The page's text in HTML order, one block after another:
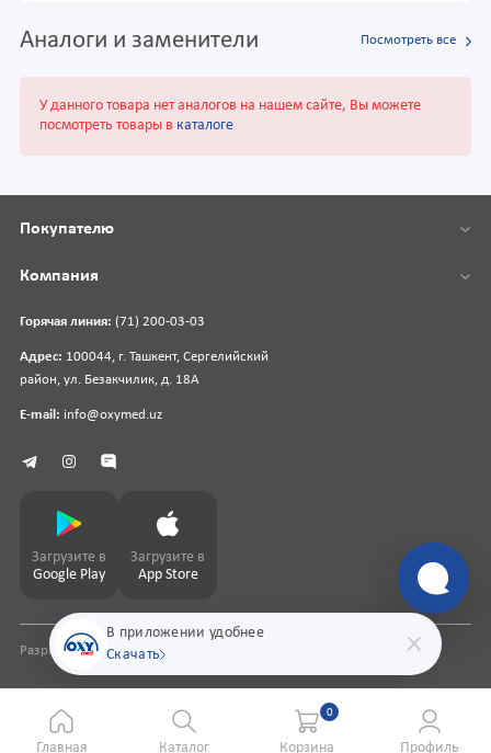
Аналоги и заменители Посмотреть все
У данного товара нет аналогов на нашем сайте, Вы можете
посмотреть товары в каталоге
В приложении удобнее
Скачать
Горячая линия: (71) 200-03-03
Адрес: 100044, г. Ташкент, Сергелийский
район, ул. Безакчилик, д. 18А
E-mail: info@oxymed.uz
Покупателю
Компания
Загрузите в
Google Play
Загрузите в
App Store
Разработка сайтаpharmit.uz
Главная Каталог
0
Корзина Профиль